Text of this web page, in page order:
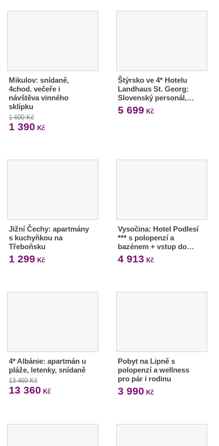
Mikulov: snídaně,
4chod. večeře i
návštěva vinného
sklípku
1 600 Kč
1 390 Kč
Štýrsko ve 4* Hotelu
Landhaus St. Georg:
Slovenský personál,…
5 699 Kč
Jižní Čechy: apartmány
s kuchyňkou na
Třeboňsku
1 299 Kč
Vysočina: Hotel Podlesí
*** s polopenzí a
bazénem + vstup do…
4 913 Kč
4* Albánie: apartmán u
pláže, letenky, snídaně
13 460 Kč
13 360 Kč
Pobyt na Lipně s
polopenzí a wellness
pro pár i rodinu
3 990 Kč